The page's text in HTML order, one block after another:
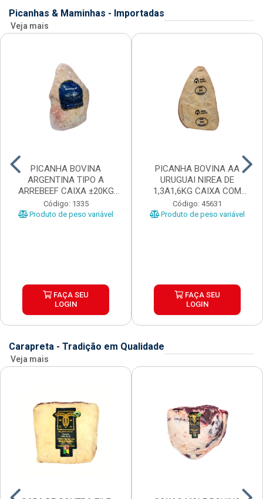
Picanhas & Maminhas - Importadas
Veja mais
PICANHA BOVINA
ARGENTINA TIPO A
ARREBEEF CAIXA ±20KG
PEÇAS 1...
Código: 1335
Produto de peso variável
FAÇA SEU
LOGIN
PICANHA BOVINA AA
URUGUAI NIREA DE
1,3A1,6KG CAIXA COM
±15KG
Código: 45631
Produto de peso variável
FAÇA SEU
LOGIN
Carapreta - Tradição em Qualidade
Veja mais